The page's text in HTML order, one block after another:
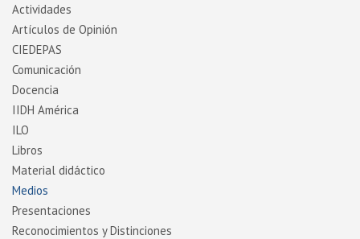
Actividades
Artí­culos de Opinión
CIEDEPAS
Comunicación
Docencia
IIDH América
ILO
Libros
Material didáctico
Medios
Presentaciones
Reconocimientos y Distinciones